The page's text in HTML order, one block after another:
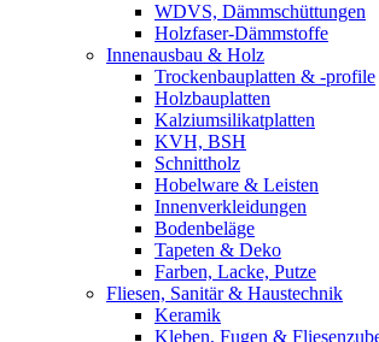
WDVS, Dämmschüttungen
Holzfaser-Dämmstoffe
Innenausbau & Holz
Trockenbauplatten & -profile
Holzbauplatten
Kalziumsilikatplatten
KVH, BSH
Schnittholz
Hobelware & Leisten
Innenverkleidungen
Bodenbeläge
Tapeten & Deko
Farben, Lacke, Putze
Fliesen, Sanitär & Haustechnik
Keramik
Kleben, Fugen &